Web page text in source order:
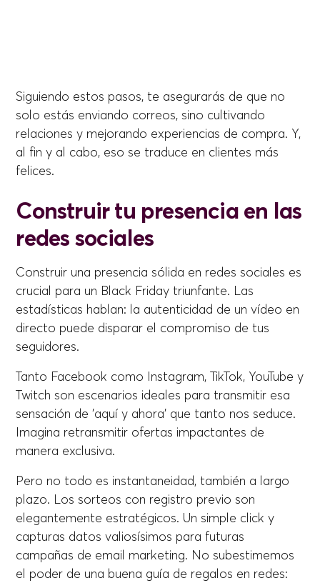
Siguiendo estos pasos, te asegurarás de que no
solo estás enviando correos, sino cultivando
relaciones y mejorando experiencias de compra. Y,
al fin y al cabo, eso se traduce en clientes más
felices.
Construir tu presencia en las
redes sociales
Construir una presencia sólida en redes sociales es
crucial para un Black Friday triunfante. Las
estadísticas hablan: la autenticidad de un vídeo en
directo puede disparar el compromiso de tus
seguidores.
Tanto Facebook como Instagram, TikTok, YouTube y
Twitch son escenarios ideales para transmitir esa
sensación de 'aquí y ahora' que tanto nos seduce.
Imagina retransmitir ofertas impactantes de
manera exclusiva.
Pero no todo es instantaneidad, también a largo
plazo. Los sorteos con registro previo son
elegantemente estratégicos. Un simple click y
capturas datos valiosísimos para futuras
campañas de email marketing. No subestimemos
el poder de una buena guía de regalos en redes: